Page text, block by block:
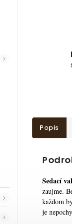
Popis
Sedací
zaujme.
každom
je